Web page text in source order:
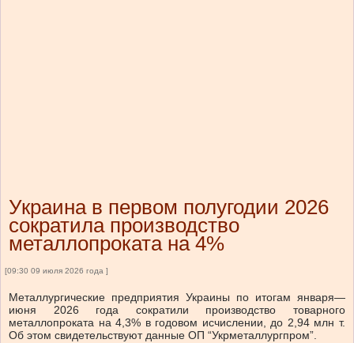
Украина в первом полугодии 2026
сократила производство
металлопроката на 4%
[09:30 09 июля 2026 года ]
Металлургические предприятия Украины по итогам января—
июня 2026 года сократили производство товарного
металлопроката на 4,3% в годовом исчислении, до 2,94 млн т.
Об этом свидетельствуют данные ОП “Укрметаллургпром”.